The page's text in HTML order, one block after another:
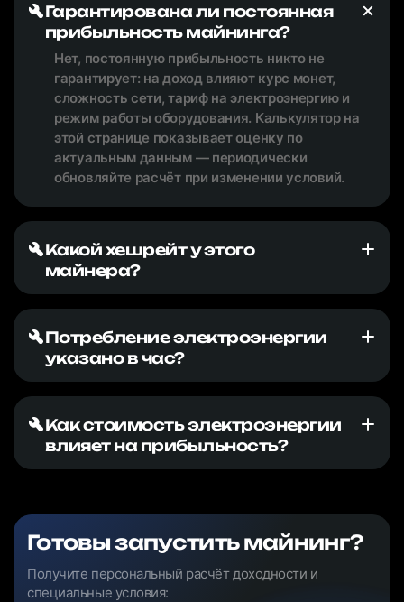
Гарантирована ли постоянная
прибыльность майнинга?
Нет, постоянную прибыльность никто не
гарантирует: на доход влияют курс монет,
сложность сети, тариф на электроэнергию и
режим работы оборудования. Калькулятор на
этой странице показывает оценку по
актуальным данным — периодически
обновляйте расчёт при изменении условий.
Какой хешрейт у этого
майнера?
Потребление электроэнергии
указано в час?
Как стоимость электроэнергии
влияет на прибыльность?
Готовы запустить майнинг?
Получите персональный расчёт доходности и
специальные условия: